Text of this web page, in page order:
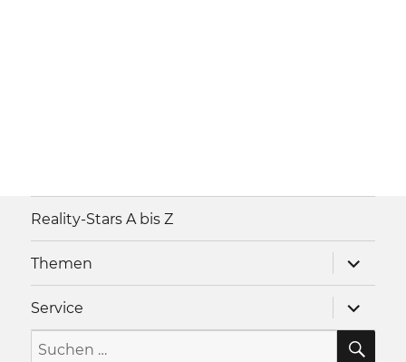
Reality-Stars A bis Z
Themen
anzeigen
Service
anzeigen
Suche